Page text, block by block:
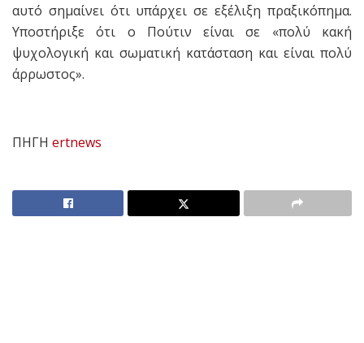
αυτό σημαίνει ότι υπάρχει σε εξέλιξη πραξικόπημα.
Υποστήριξε ότι ο Πούτιν είναι σε «πολύ κακή
ψυχολογική και σωματική κατάσταση και είναι πολύ
άρρωστος».
ΠΗΓΗ ertnews